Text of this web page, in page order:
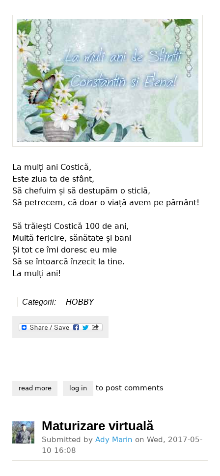
La mulți ani Costică,
Este ziua ta de sfânt,
Să chefuim și să destupăm o sticlă,
Să petrecem, că doar o viață avem pe pământ!
Să trăiești Costică 100 de ani,
Multă fericire, sănătate și bani
Și tot ce îmi doresc eu mie
Să se întoarcă înzecit la tine.
La mulți ani!
Categorii: HOBBY
read moreabout la mulți ani de constantin ți elena
log in to post comments
Maturizare virtuală
Submitted by Ady Marin on Wed, 2017-05-
10 16:08